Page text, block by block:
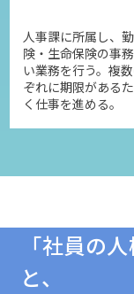
人事課に所属し、
険・生命保険の事
い業務を行う。複
ぞれに期限がある
く仕事を進める。
「社員の
と、